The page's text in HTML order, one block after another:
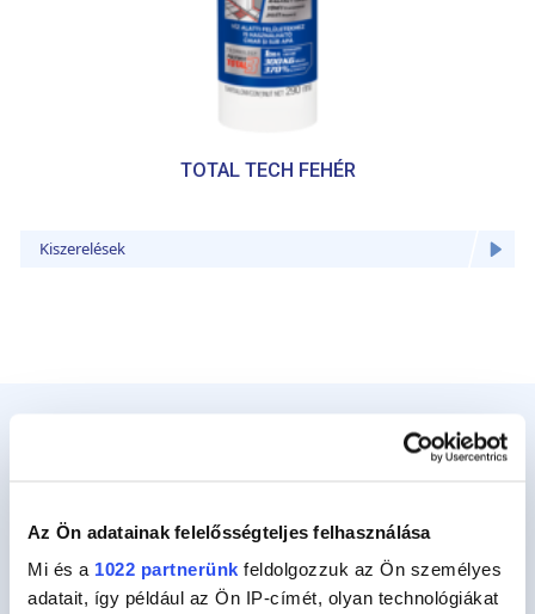
Az Ön adatainak felelősségteljes felhasználása
Mi és a 1022 partnerünk feldolgozzuk az Ön személyes
adatait, így például az Ön IP-címét, olyan technológiákat
TOTAL TECH FEHÉR
Kiszerelések
A motorcsónakom trimmelő rendszeréből olaj
szivárog a korrózió következtében. Azt szeretném
tudni, hogy van-e valamilyen gittjük vagy